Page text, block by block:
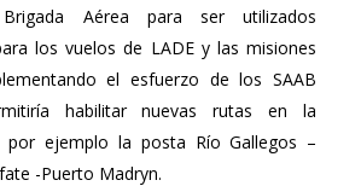
Aérea para ser utilizados
los vuelos de LADE y las misiones
el esfuerzo de los SAAB
habilitar nuevas rutas en la
por ejemplo la posta Río Gallegos –
-Puerto Madryn.